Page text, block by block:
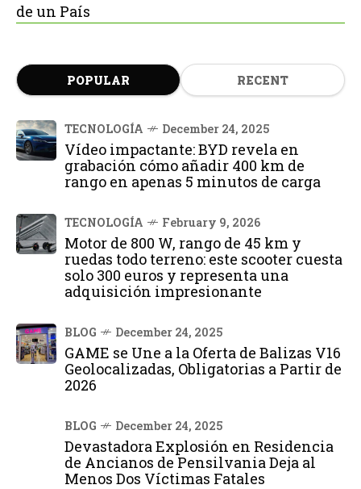
de un País
POPULAR RECENT
TECNOLOGÍA December 24, 2025
Vídeo impactante: BYD revela en
grabación cómo añadir 400 km de
rango en apenas 5 minutos de carga
TECNOLOGÍA February 9, 2026
Motor de 800 W, rango de 45 km y
ruedas todo terreno: este scooter cuesta
solo 300 euros y representa una
adquisición impresionante
BLOG December 24, 2025
GAME se Une a la Oferta de Balizas V16
Geolocalizadas, Obligatorias a Partir de
2026
BLOG December 24, 2025
Devastadora Explosión en Residencia
de Ancianos de Pensilvania Deja al
Menos Dos Víctimas Fatales